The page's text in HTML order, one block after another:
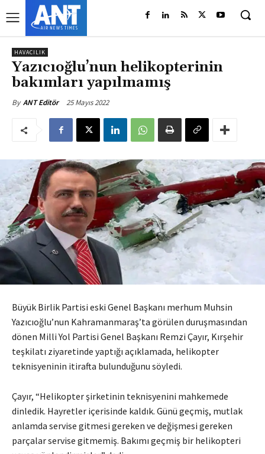
HAVACILIK
Yazıcıoğlu’nun helikopterinin
bakımları yapılmamış
By ANT Editör 25 Mayıs 2022
Büyük Birlik Partisi eski Genel Başkanı merhum Muhsin
Yazıcıoğlu’nun Kahramanmaraş’ta görülen duruşmasından
dönen Milli Yol Partisi Genel Başkanı Remzi Çayır, Kırşehir
teşkilatı ziyaretinde yaptığı açıklamada, helikopter
teknisyeninin itirafta bulunduğunu söyledi.
Çayır, “Helikopter şirketinin teknisyenini mahkemede
dinledik. Hayretler içerisinde kaldık. Günü geçmiş, mutlak
anlamda servise gitmesi gereken ve değişmesi gereken
parçalar servise gitmemiş. Bakımı geçmiş bir helikopteri